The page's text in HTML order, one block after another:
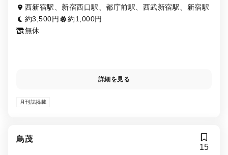
西新宿駅、新宿西口駅、都庁前駅、西武新宿駅、新宿駅
約3,500円
約1,000円
無休
詳細を見る
月刊誌掲載
鳥茂
15